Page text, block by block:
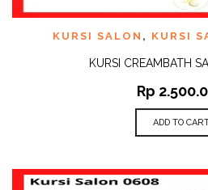
KURSI SALON , KURSI
KURSI CREAMBATH
Rp
ADD TO